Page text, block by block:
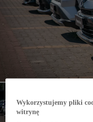
Wykorzystujemy pliki
witrynę